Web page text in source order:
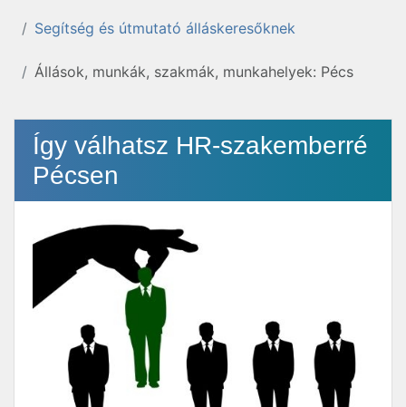
Segítség és útmutató álláskeresőknek
Állások, munkák, szakmák, munkahelyek: Pécs
Így válhatsz HR-szakemberré
Pécsen